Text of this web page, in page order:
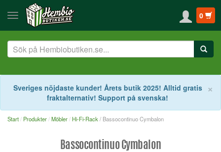
0
×
Sveriges nöjdaste kunder! Årets butik 2025! Alltid gratis
fraktalternativ! Support på svenska!
Start Produkter Möbler Hi-Fi-Rack / Bassocontinuo Cymbalon
Bassocontinuo Cymbalon